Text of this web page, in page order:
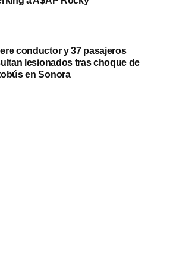
conductor y 37 pasajeros
lesionados tras choque de
en Sonora